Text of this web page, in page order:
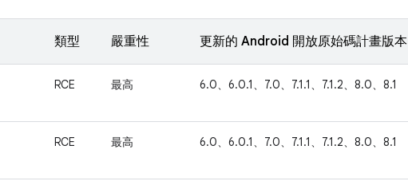
類型 嚴重性 更新的 Android 開放原始碼計畫版本
RCE 最高 6.0、6.0.1、7.0、7.1.1、7.1.2、8.0、8.1
RCE 最高 6.0、6.0.1、7.0、7.1.1、7.1.2、8.0、8.1